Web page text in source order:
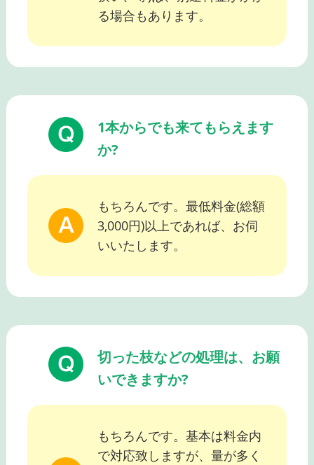
る場合もあります。
1本からでも来てもらえます
か?
もちろんです。最低料金(総額
3,000円)以上であれば、お伺
いいたします。
切った枝などの処理は、お願
いできますか?
もちろんです。基本は料金内
で対応致しますが、量が多く